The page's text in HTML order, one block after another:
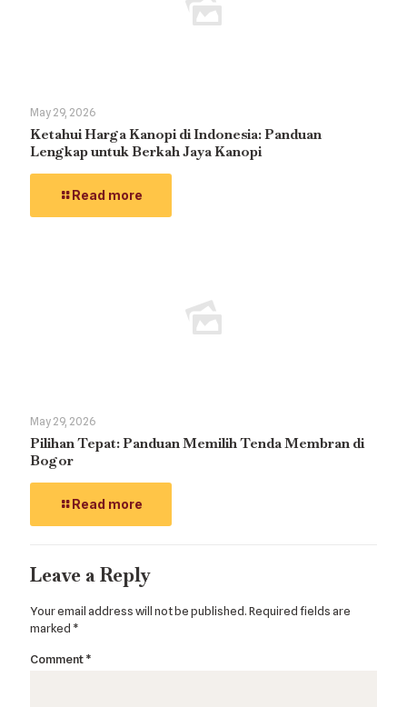
May 29, 2026
Ketahui Harga Kanopi di Indonesia: Panduan
Lengkap untuk Berkah Jaya Kanopi
Read more
May 29, 2026
Pilihan Tepat: Panduan Memilih Tenda Membran di
Bogor
Read more
Leave a Reply
Your email address will not be published.Required fields are
marked *
Comment*